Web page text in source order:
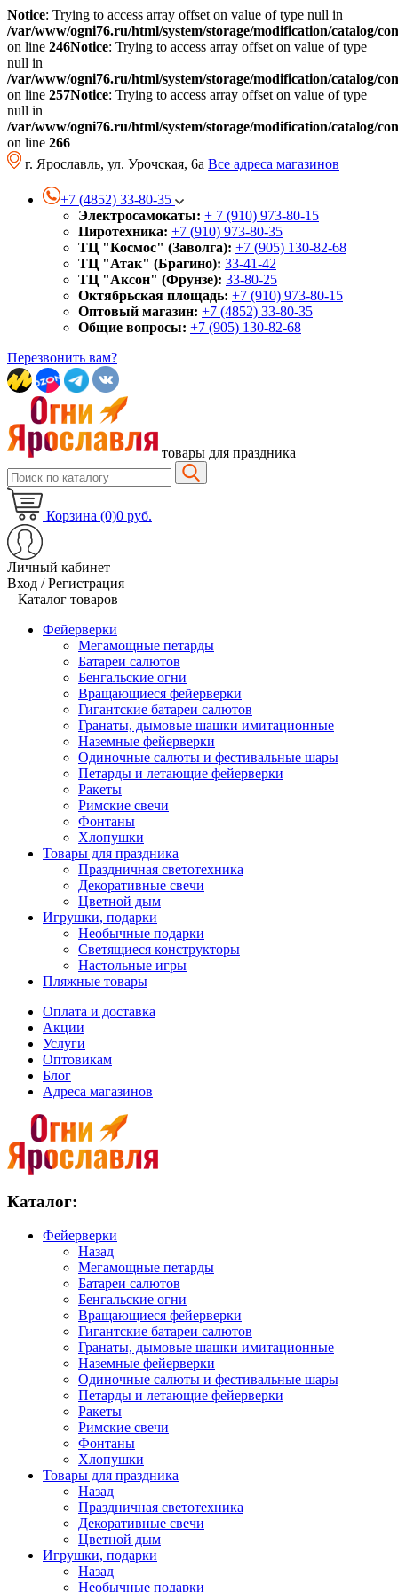
Notice: Trying to access array offset on value of type null in
/var/www/ogni76.ru/html/system/storage/modification/catalog/
on line 246Notice: Trying to access array offset on value of type
null in
/var/www/ogni76.ru/html/system/storage/modification/catalog/
on line 257Notice: Trying to access array offset on value of type
null in
/var/www/ogni76.ru/html/system/storage/modification/catalog/
on line 266
г. Ярославль, ул. Урочская, 6а Все адреса магазинов
+7 (4852) 33-80-35
Электросамокаты: + 7 (910) 973-80-15
Пиротехника: +7 (910) 973-80-35
ТЦ "Космос" (Заволга): +7 (905) 130-82-68
ТЦ "Атак" (Брагино): 33-41-42
ТЦ "Аксон" (Фрунзе): 33-80-25
Октябрьская площадь: +7 (910) 973-80-15
Оптовый магазин: +7 (4852) 33-80-35
Общие вопросы: +7 (905) 130-82-68
Перезвонить вам?
товары для праздника
Корзина (0)0 руб.
Личный кабинет
Вход / Регистрация
Каталог товаров
Фейерверки
Мегамощные петарды
Батареи салютов
Бенгальские огни
Вращающиеся фейерверки
Гигантские батареи салютов
Гранаты, дымовые шашки имитационные
Наземные фейерверки
Одиночные салюты и фестивальные шары
Петарды и летающие фейерверки
Ракеты
Римские свечи
Фонтаны
Хлопушки
Товары для праздника
Праздничная светотехника
Декоративные свечи
Цветной дым
Игрушки, подарки
Необычные подарки
Светящиеся конструкторы
Настольные игры
Пляжные товары
Оплата и доставка
Акции
Услуги
Оптовикам
Блог
Адреса магазинов
Каталог:
Фейерверки
Назад
Мегамощные петарды
Батареи салютов
Бенгальские огни
Вращающиеся фейерверки
Гигантские батареи салютов
Гранаты, дымовые шашки имитационные
Наземные фейерверки
Одиночные салюты и фестивальные шары
Петарды и летающие фейерверки
Ракеты
Римские свечи
Фонтаны
Хлопушки
Товары для праздника
Назад
Праздничная светотехника
Декоративные свечи
Цветной дым
Игрушки, подарки
Назад
Необычные подарки